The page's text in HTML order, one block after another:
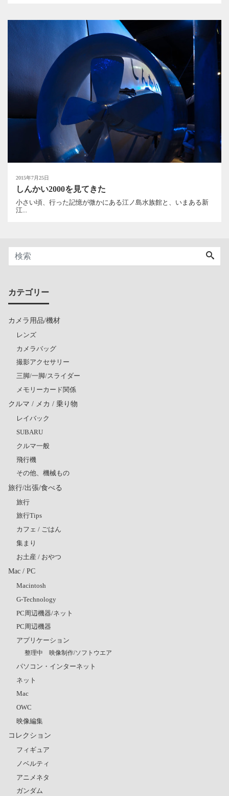
2015年7月25日
しんかい2000を見てきた
小さい頃、行った記憶が微かにある江ノ島水族館と、いまある新
江...
カテゴリー
カメラ用品/機材
レンズ
カメラバッグ
撮影アクセサリー
三脚/一脚/スライダー
メモリーカード関係
クルマ / メカ / 乗り物
レイバック
SUBARU
クルマ一般
飛行機
その他、機械もの
旅行/出張/食べる
旅行
旅行Tips
カフェ / ごはん
集まり
お土産 / おやつ
Mac / PC
Macintosh
G-Technology
PC周辺機器/ネット
PC周辺機器
アプリケーション
整理中 映像制作/ソフトウエア
パソコン・インターネット
ネット
Mac
OWC
映像編集
コレクション
フィギュア
ノベルティ
アニメネタ
ガンダム